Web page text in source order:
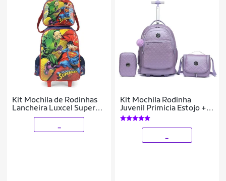
Kit Mochila de Rodinhas
Lancheira Luxcel Super
Man Azul
Kit Mochila Rodinha
Juvenil Primicia Estojo +
Lancheira